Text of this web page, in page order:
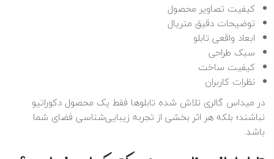
کیفیت تصاویر محصول
توضیحات دقیق متریال
ابعاد واقعی تابلو
سبک طراحی
کیفیت ساخت
نظرات کاربران
در میداس گالری تلاش شده تابلوها فقط یک محصول دکوراتیو
نباشند؛ بلکه هر اثر بخشی از تجربه زیبایی‌شناسی فضای شما
باشد.